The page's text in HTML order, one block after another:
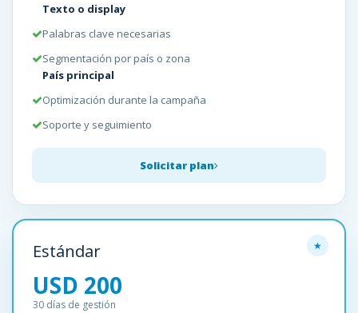
Texto o display
Palabras clave necesarias
Segmentación por país o zona
País principal
Optimización durante la campaña
Soporte y seguimiento
Solicitar plan
Estándar
USD 200
30 días de gestión